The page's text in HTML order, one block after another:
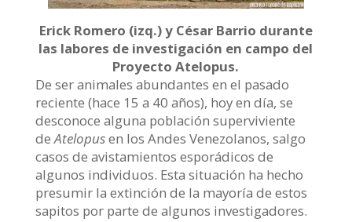
Erick Romero (izq.) y César Barrio durante
las labores de investigación en campo del
Proyecto Atelopus.
De ser animales abundantes en el pasado
reciente (hace 15 a 40 años), hoy en día, se
desconoce alguna población superviviente
deAtelopusen los Andes Venezolanos, salgo
casos de avistamientos esporádicos de
algunos individuos. Esta situación ha hecho
presumir la extinción de la mayoría de estos
sapitos por parte de algunos investigadores.